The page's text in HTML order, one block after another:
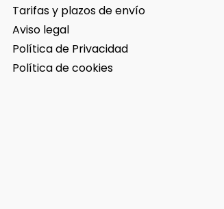
Tarifas y plazos de envío
Aviso legal
Política de Privacidad
Política de cookies